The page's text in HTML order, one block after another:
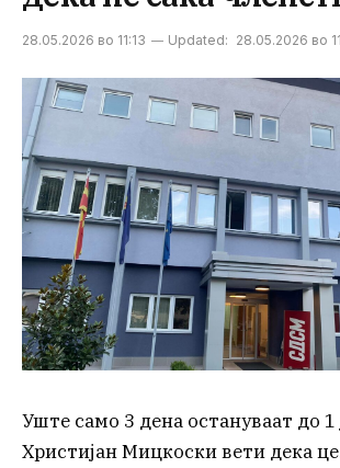
28.05.2026 во 11:13 Updated: 28.05.2026 во
Уште само 3 дена остануваат до 1
Христијан Мицкоски вети дека